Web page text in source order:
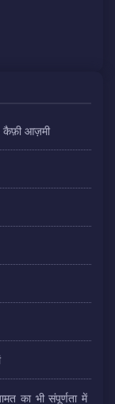
कैफ़ी आज़मी
का भी संपूर्णता में